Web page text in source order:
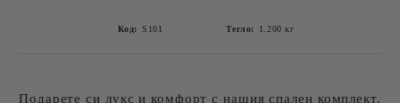
Код: S101 Тегло: 1.200 кг
Подарете си лукс и комфорт с нашия спален комплект,